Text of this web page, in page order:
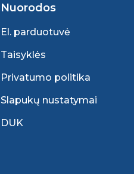
Nuorodos
El. parduotuvė
Taisyklės
Privatumo politika
Slapukų nustatymai
DUK